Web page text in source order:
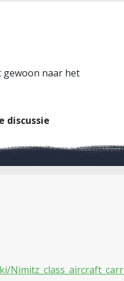
gewoon naar het
discussie